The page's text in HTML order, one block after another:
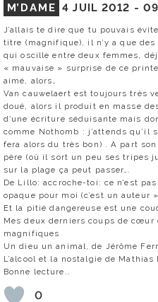
M’DAME 4 JUIL 2012 -
J’allais te dire que tu pouvais
titre (magnifique), il n’y a que
qui oscille entre deux femmes,
« mauvaise » surprise de ce
aimé, alors…
Van cauwelaert est toujours très
doué, alors il produit en masse
d’une écriture séduisante mais
comme Nothomb : j’attends
fera alors du très bon) . A part
père (où il sort un peu ses tripes
sur la plage ça peut passer….
De Lillo: accroche-toi: ce n’est
opaque pour moi (c’est un auteur
Et la pitié dangereuse est une
Mes deux derniers coups de
magnifiques
Un dieu un animal, de Jérôme
L’alcool et la nostalgie de Mathias
Bonne lecture..
0